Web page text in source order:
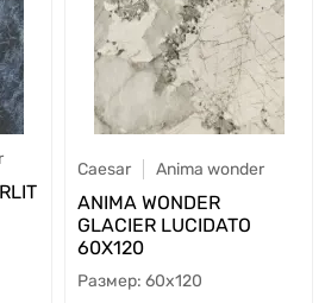
Caesar Anima wonder
ANIMA WONDER
GLACIER LUCIDATO
60X120
60x120